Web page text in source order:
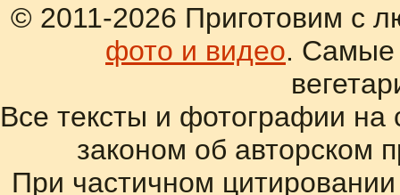
© 2011-2026 Приготовим с
фото и видео. Самые
Все тексты и фотографии
законом об авторском
При частичном